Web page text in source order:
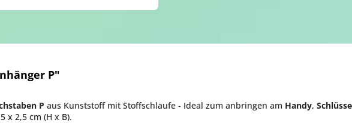
P"
P aus Kunststoff mit Stoffschlaufe - Ideal zum anbringen am Handy,
x 2,5 cm (H x B).